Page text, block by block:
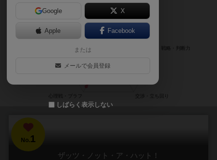
No.1
ザッツ・ノット・ア・ハット！
Google X
Apple Facebook
または
メールで会員登録
しばらく表示しない